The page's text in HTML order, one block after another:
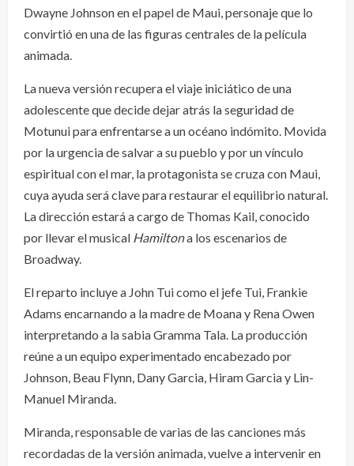
Dwayne Johnson en el papel de Maui, personaje que lo
convirtió en una de las figuras centrales de la película
animada.
La nueva versión recupera el viaje iniciático de una
adolescente que decide dejar atrás la seguridad de
Motunui para enfrentarse a un océano indómito. Movida
por la urgencia de salvar a su pueblo y por un vínculo
espiritual con el mar, la protagonista se cruza con Maui,
cuya ayuda será clave para restaurar el equilibrio natural.
La dirección estará a cargo de Thomas Kail, conocido
por llevar el musical Hamiltona los escenarios de
Broadway.
El reparto incluye a John Tui como el jefe Tui, Frankie
Adams encarnando a la madre de Moana y Rena Owen
interpretando a la sabia Gramma Tala. La producción
reúne a un equipo experimentado encabezado por
Johnson, Beau Flynn, Dany Garcia, Hiram Garcia y Lin-
Manuel Miranda.
Miranda, responsable de varias de las canciones más
recordadas de la versión animada, vuelve a intervenir en